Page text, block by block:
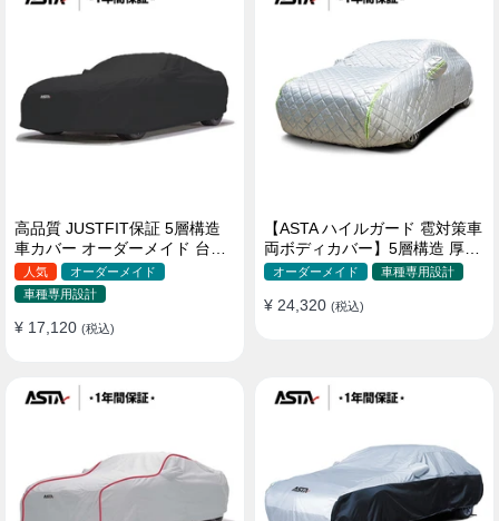
高品質 JUSTFIT保証 5層構造
車カバー オーダーメイド 台風
対策 裏起毛 防水 耐久性 傷保護
人気
オーダーメイド
車種専用設計
¥ 17,120 (税込)
【ASTA ハイルガード 雹対策車
両ボディカバー】5層構造 厚手
オーダーメイド 凍結防止 防雪
ィカバー
オーダーメイド 車種専用設計
¥ 24,320 (税込)